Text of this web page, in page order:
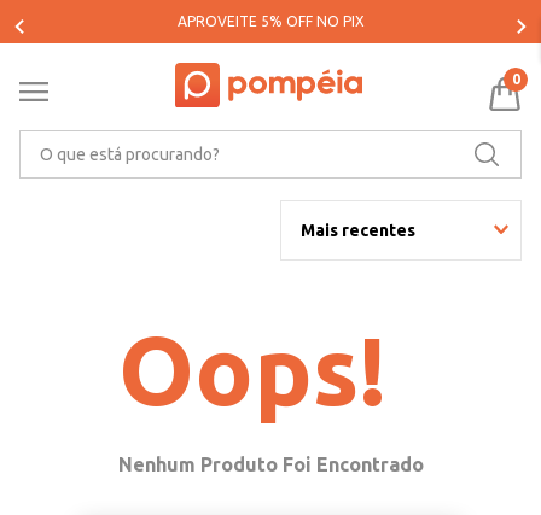
PARCELE SUAS COMPRAS EM ATÉ 5X SEM JUROS*
0
Mais recentes
Oops!